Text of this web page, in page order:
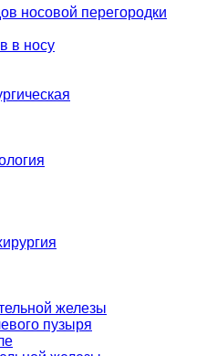
носовой перегородки
в носу
железы
пузыря